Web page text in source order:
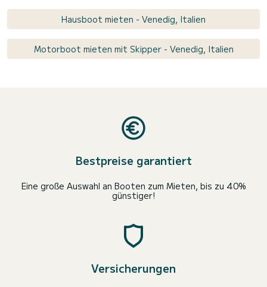
Hausboot mieten - Venedig, Italien
Motorboot mieten mit Skipper - Venedig, Italien
Bestpreise garantiert
Eine große Auswahl an Booten zum Mieten, bis zu 40%
günstiger!
Versicherungen